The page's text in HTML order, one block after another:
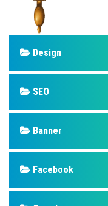
Design
SEO
Banner
Facebook